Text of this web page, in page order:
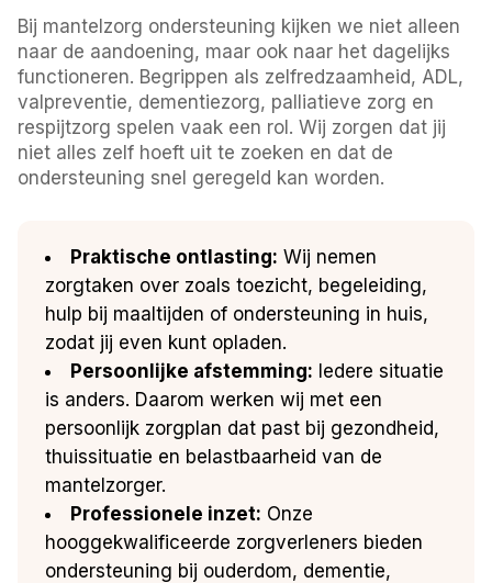
Bij mantelzorg ondersteuning kijken we niet alleen
naar de aandoening, maar ook naar het dagelijks
functioneren. Begrippen als zelfredzaamheid, ADL,
valpreventie, dementiezorg, palliatieve zorg en
respijtzorg spelen vaak een rol. Wij zorgen dat jij
niet alles zelf hoeft uit te zoeken en dat de
ondersteuning snel geregeld kan worden.
Praktische ontlasting: Wij nemen
zorgtaken over zoals toezicht, begeleiding,
hulp bij maaltijden of ondersteuning in huis,
zodat jij even kunt opladen.
Persoonlijke afstemming: Iedere situatie
is anders. Daarom werken wij met een
persoonlijk zorgplan dat past bij gezondheid,
thuissituatie en belastbaarheid van de
mantelzorger.
Professionele inzet: Onze
hooggekwalificeerde zorgverleners bieden
ondersteuning bij ouderdom, dementie,